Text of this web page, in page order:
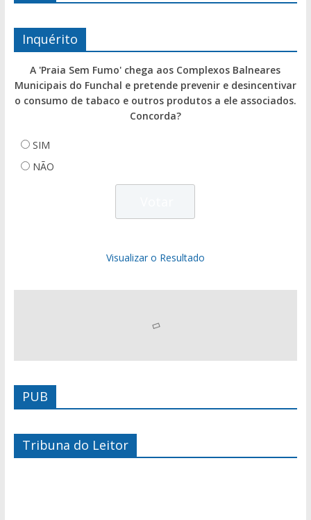
Inquérito
A 'Praia Sem Fumo' chega aos Complexos Balneares
Municipais do Funchal e pretende prevenir e desincentivar
o consumo de tabaco e outros produtos a ele associados.
Concorda?
SIM
NÃO
Visualizar o Resultado
PUB
Tribuna do Leitor